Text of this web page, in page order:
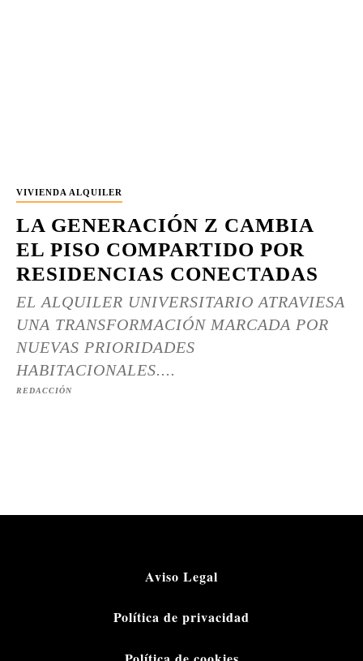
VIVIENDA ALQUILER
LA GENERACIÓN Z CAMBIA
EL PISO COMPARTIDO POR
RESIDENCIAS CONECTADAS
EL ALQUILER UNIVERSITARIO ATRAVIESA
UNA TRANSFORMACIÓN MARCADA POR
NUEVAS PRIORIDADES
HABITACIONALES....
REDACCIÓN
Aviso Legal
Política de privacidad